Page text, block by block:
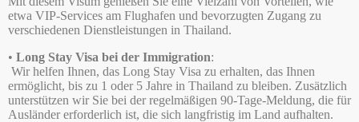
etwa VIP-Services am Flughafen und bevorzugten Zugang zu
verschiedenen Dienstleistungen in Thailand.
• Long Stay Visa bei der Immigration:
Wir helfen Ihnen, das Long Stay Visa zu erhalten, das Ihnen
ermöglicht, bis zu 1 oder 5 Jahre in Thailand zu bleiben. Zusätzlich
unterstützen wir Sie bei der regelmäßigen 90-Tage-Meldung, die für
Ausländer erforderlich ist, die sich langfristig im Land aufhalten.